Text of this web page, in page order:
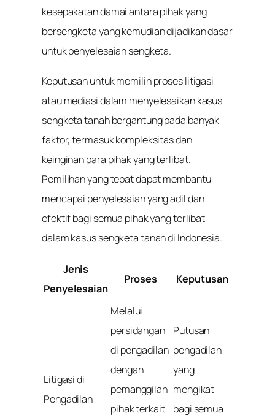
kesepakatan damai antara pihak yang
bersengketa yang kemudian dijadikan dasar
untuk penyelesaian sengketa.
Keputusan untuk memilih proses litigasi
atau mediasi dalam menyelesaikan kasus
sengketa tanah bergantung pada banyak
faktor, termasuk kompleksitas dan
keinginan para pihak yang terlibat.
Pemilihan yang tepat dapat membantu
mencapai penyelesaian yang adil dan
efektif bagi semua pihak yang terlibat
dalam kasus sengketa tanah di Indonesia.
Jenis
Penyelesaian
Proses Keputusan
Litigasi di
Pengadilan
Melalui
persidangan
di pengadilan
dengan
pemanggilan
pihak terkait
Putusan
pengadilan
yang
mengikat
bagi semua